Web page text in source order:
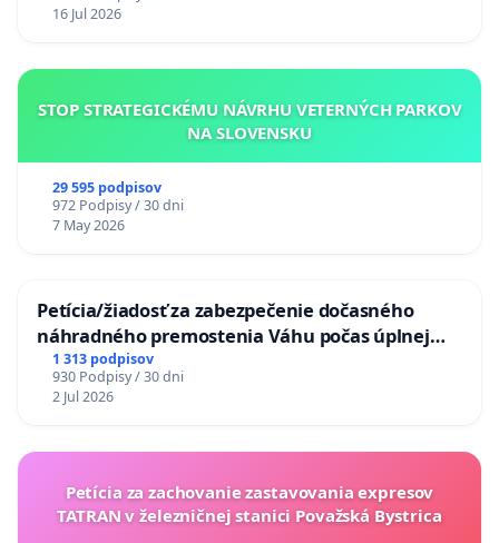
16 Jul 2026
STOP STRATEGICKÉMU NÁVRHU VETERNÝCH PARKOV
NA SLOVENSKU
29 595 podpisov
972 Podpisy / 30 dni
7 May 2026
Petícia/žiadosť za zabezpečenie dočasného
náhradného premostenia Váhu počas úplnej
uzávery Vážskeho mosta v Komárne
1 313 podpisov
930 Podpisy / 30 dni
2 Jul 2026
Petícia za zachovanie zastavovania expresov
TATRAN v železničnej stanici Považská Bystrica